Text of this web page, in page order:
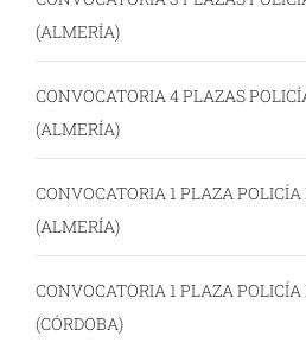
(ALMERÍA)
CONVOCATORIA 4 PLAZAS
(ALMERÍA)
CONVOCATORIA 1 PLAZA POLICÍA
(ALMERÍA)
CONVOCATORIA 1 PLAZA
(CÓRDOBA)